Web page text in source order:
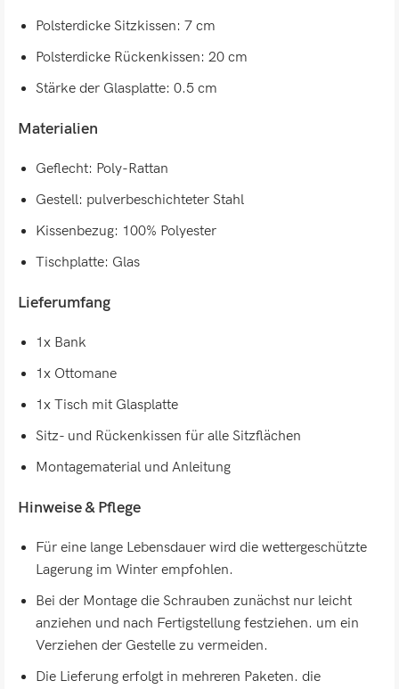
Polsterdicke Sitzkissen: 7 cm
Polsterdicke Rückenkissen: 20 cm
Stärke der Glasplatte: 0.5 cm
Materialien
Geflecht: Poly-Rattan
Gestell: pulverbeschichteter Stahl
Kissenbezug: 100% Polyester
Tischplatte: Glas
Lieferumfang
1x Bank
1x Ottomane
1x Tisch mit Glasplatte
Sitz- und Rückenkissen für alle Sitzflächen
Montagematerial und Anleitung
Hinweise & Pflege
Für eine lange Lebensdauer wird die wettergeschützte
Lagerung im Winter empfohlen.
Bei der Montage die Schrauben zunächst nur leicht
anziehen und nach Fertigstellung festziehen. um ein
Verziehen der Gestelle zu vermeiden.
Die Lieferung erfolgt in mehreren Paketen. die